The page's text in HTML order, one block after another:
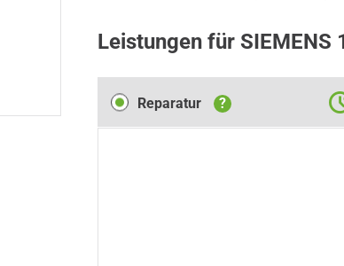
Leistungen für SIEMENS
Reparatur
Reparatur ?